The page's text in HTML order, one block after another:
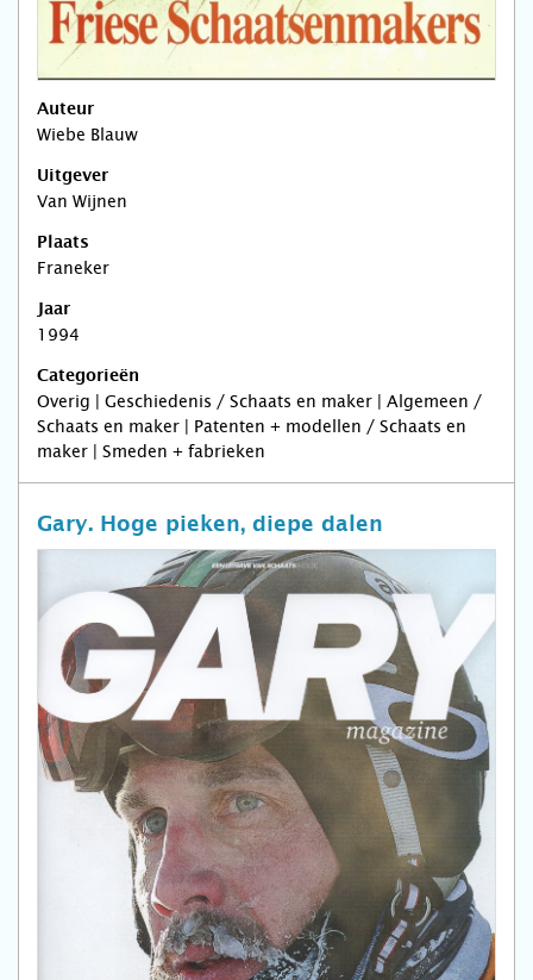
Auteur
Wiebe Blauw
Uitgever
Van Wijnen
Plaats
Franeker
Jaar
1994
Categorieën
Overig | Geschiedenis / Schaats en maker | Algemeen /
Schaats en maker | Patenten + modellen / Schaats en
maker | Smeden + fabrieken
Gary. Hoge pieken, diepe dalen